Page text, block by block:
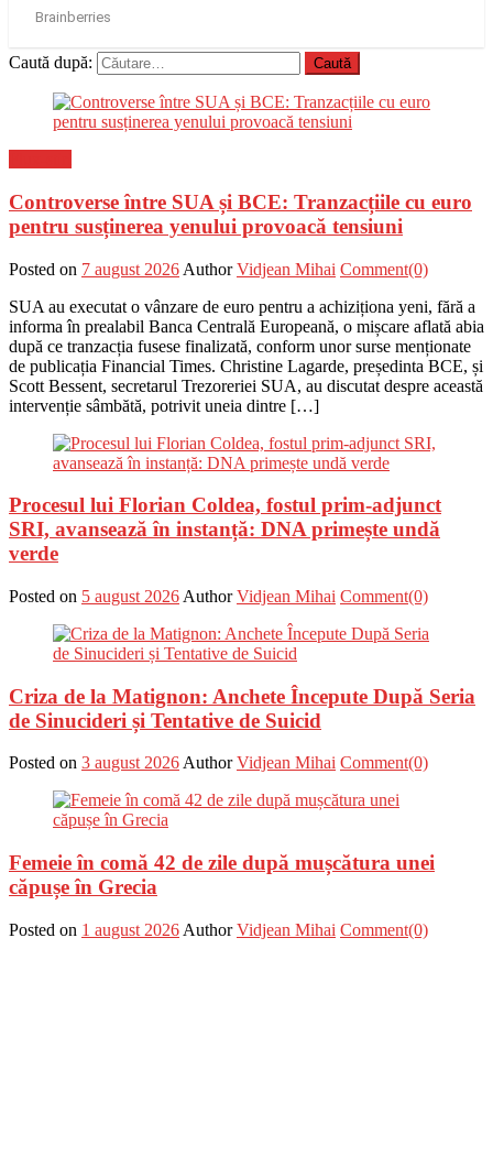
Caută după:
Controverse între SUA și BCE: Tranzacțiile cu euro
pentru susținerea yenului provoacă tensiuni
Posted on 7 august 2026 Author Vidjean Mihai Comment(0)
SUA au executat o vânzare de euro pentru a achiziționa yeni, fără a
informa în prealabil Banca Centrală Europeană, o mișcare aflată abia
după ce tranzacția fusese finalizată, conform unor surse menționate
de publicația Financial Times. Christine Lagarde, președinta BCE, și
Scott Bessent, secretarul Trezoreriei SUA, au discutat despre această
intervenție sâmbătă, potrivit uneia dintre […]
Procesul lui Florian Coldea, fostul prim-adjunct
SRI, avansează în instanță: DNA primește undă
verde
Posted on 5 august 2026 Author Vidjean Mihai Comment(0)
Criza de la Matignon: Anchete Începute După Seria
de Sinucideri și Tentative de Suicid
Posted on 3 august 2026 Author Vidjean Mihai Comment(0)
Femeie în comă 42 de zile după mușcătura unei
căpușe în Grecia
Posted on 1 august 2026 Author Vidjean Mihai Comment(0)